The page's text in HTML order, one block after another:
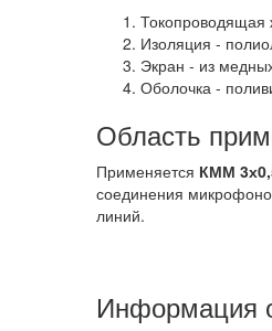
Токопроводящая
Изоляция -
Экран - из
Оболочка -
Область
Применяется КММ
соединения
линий.
Информация